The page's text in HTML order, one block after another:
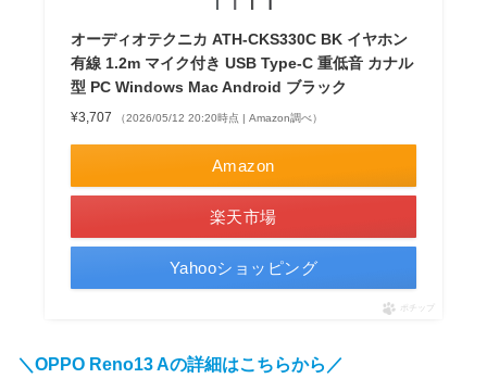
オーディオテクニカ ATH-CKS330C BK イヤホン
有線 1.2m マイク付き USB Type-C 重低音 カナル
型 PC Windows Mac Android ブラック
¥3,707 （2026/05/12 20:20時点 | Amazon調べ）
Amazon
楽天市場
Yahooショッピング
ポチップ
＼OPPO Reno13 Aの詳細はこちらから／